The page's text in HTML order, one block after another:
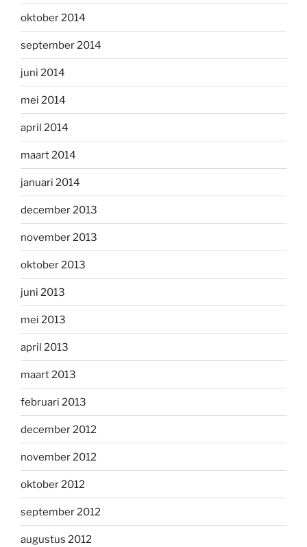
oktober 2014
september 2014
juni 2014
mei 2014
april 2014
maart 2014
januari 2014
december 2013
november 2013
oktober 2013
juni 2013
mei 2013
april 2013
maart 2013
februari 2013
december 2012
november 2012
oktober 2012
september 2012
augustus 2012